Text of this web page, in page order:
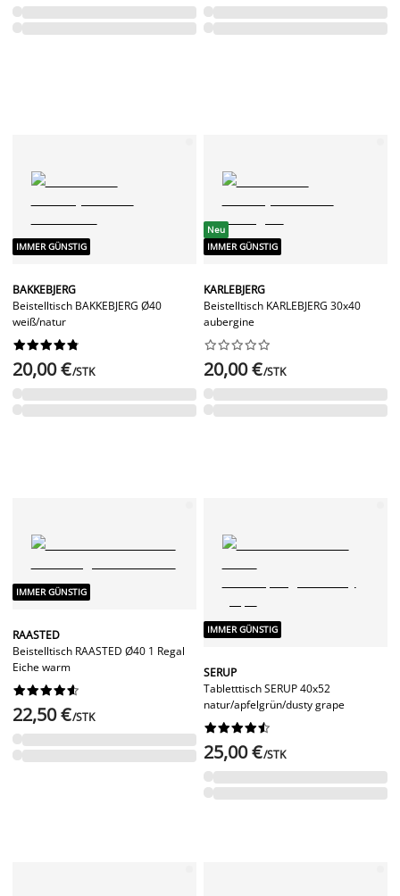
IMMER GÜNSTIG
BAKKEBJERG
Beistelltisch BAKKEBJERG Ø40
weiß/natur






20,00 €/STK
Neu
IMMER GÜNSTIG
KARLEBJERG
Beistelltisch KARLEBJERG 30x40
aubergine






20,00 €/STK
IMMER GÜNSTIG
RAASTED
Beistelltisch RAASTED Ø40 1 Regal
Eiche warm






22,50 €/STK
IMMER GÜNSTIG
SERUP
Tabletttisch SERUP 40x52
natur/apfelgrün/dusty grape






25,00 €/STK